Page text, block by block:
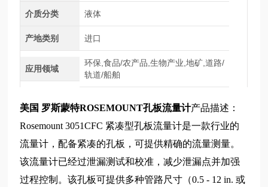
介质分类 液体
产地类别 进口
应用领域
环保,食品/农产品,生物产业,地矿,道路/
轨道/船舶
美国 罗斯蒙特ROSEMOUNT孔板流量计产品描述：
Rosemount 3051CFC 紧凑型孔板流量计是一款行业的
流量计，配备紧凑的孔板，可提供精确的流量测量。
该流量计已经过泄漏测试和校准，减少泄漏点并加强
过程控制。该孔板可提供多种管路尺寸（0.5 - 12 in. 或